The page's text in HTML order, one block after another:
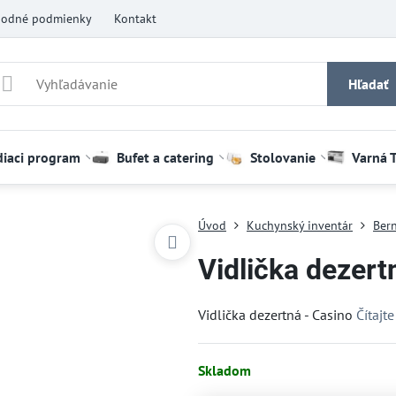
podmienky Kontakt
Hľadať
program Bufet a catering Stolovanie Varná
Úvod Kuchynský inventár
Vidlička
Vidlička dezertná - Casino
Skladom